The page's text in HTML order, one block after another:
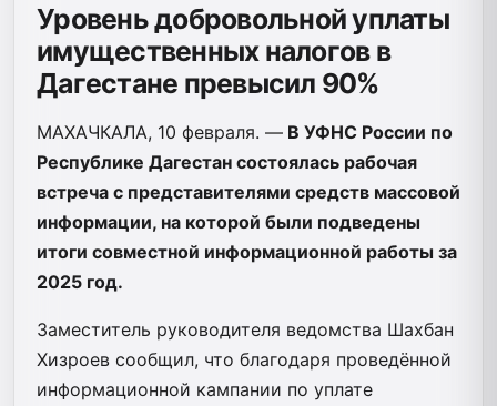
Уровень добровольной уплаты
имущественных налогов в
Дагестане превысил 90%
МАХАЧКАЛА, 10 февраля. — В УФНС России по
Республике Дагестан состоялась рабочая
встреча с представителями средств массовой
информации, на которой были подведены
итоги совместной информационной работы за
2025 год.
Заместитель руководителя ведомства Шахбан
Хизроев сообщил, что благодаря проведённой
информационной кампании по уплате